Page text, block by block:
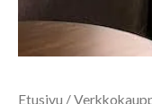
Etusivu /